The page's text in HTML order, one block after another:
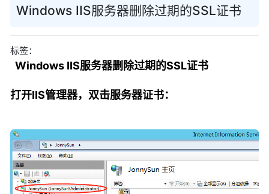
Windows IIS服务器删除过期的SSL证书
标签：
Windows IIS服务器删除过期的SSL证书
打开IIS管理器，双击服务器证书：